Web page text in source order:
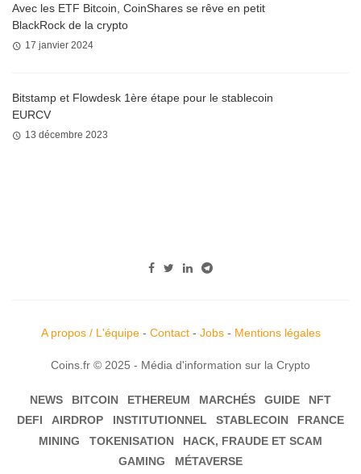
Avec les ETF Bitcoin, CoinShares se rêve en petit
BlackRock de la crypto
17 janvier 2024
Bitstamp et Flowdesk 1ère étape pour le stablecoin
EURCV
13 décembre 2023
A propos / L'équipe- Contact- Jobs- Mentions légales
Coins.fr © 2025 - Média d'information sur la Crypto
NEWS BITCOIN ETHEREUM MARCHÉS GUIDE
NFT
DEFI
AIRDROP INSTITUTIONNEL STABLECOIN
FRANCE
MINING
TOKENISATION
HACK, FRAUDE ET SCAM
GAMING
MÉTAVERSE